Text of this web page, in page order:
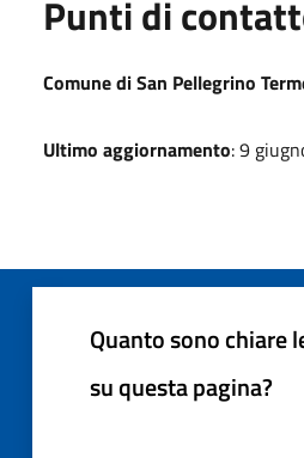
Punti di
Comune di San Pellegrino
Ultimo aggiornamento: 9
Quanto sono chiare
su questa pagina?